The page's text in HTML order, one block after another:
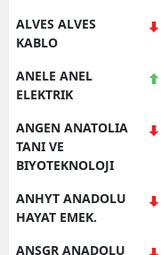
ALVES ALVES
KABLO
ANELE ANEL
ELEKTRIK
ANGEN ANATOLIA
TANI VE
BIYOTEKNOLOJI
ANHYT ANADOLU
HAYAT EMEK.
ANSGR ANADOLU